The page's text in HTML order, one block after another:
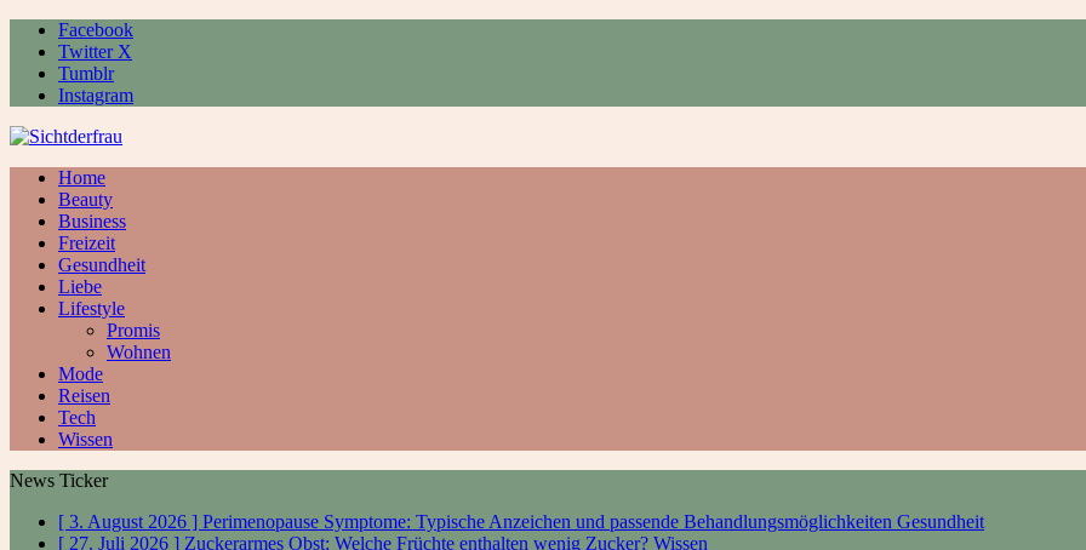
Facebook
Twitter X
Tumblr
Instagram
Home
Beauty
Business
Freizeit
Gesundheit
Liebe
Lifestyle
Promis
Wohnen
Mode
Reisen
Tech
Wissen
News Ticker
[ 3. August 2026 ] Perimenopause Symptome: Typische Anzeichen und passende Behandlungsmöglichkeiten Gesundheit
[ 27. Juli 2026 ] Zuckerarmes Obst: Welche Früchte enthalten wenig Zucker? Wissen